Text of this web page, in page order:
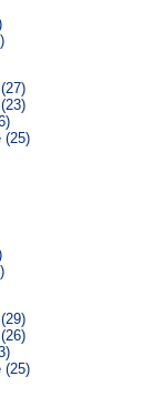
(25)
(25)